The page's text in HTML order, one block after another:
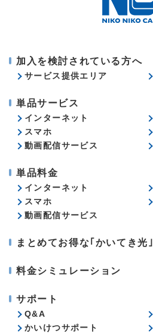
加入を検討されている方へ
サービス提供エリア
単品サービス
インターネット
スマホ
動画配信サービス
単品料金
インターネット
スマホ
動画配信サービス
まとめてお得な｢かいてき光｣
料金シミュレーション
サポート
Q&A
かいけつサポート